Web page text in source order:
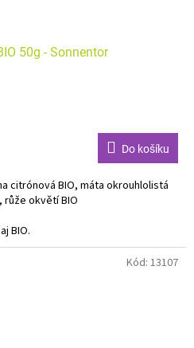
50g - Sonnentor
Do košíku
citrónová BIO, máta okrouhlolistá
růže okvětí BIO
BIO.
chuť s jemným svěžímKód: 13107